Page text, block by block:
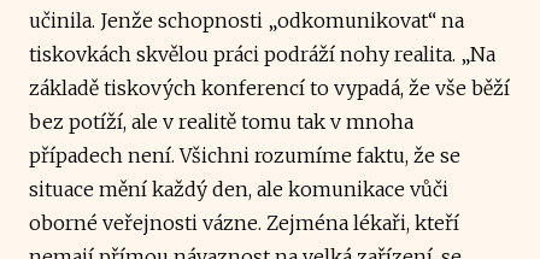
učinila. Jenže schopnosti „odkomunikovat“ na
tiskovkách skvělou práci podráží nohy realita. „Na
základě tiskových konferencí to vypadá, že vše běží
bez potíží, ale v realitě tomu tak v mnoha
případech není. Všichni rozumíme faktu, že se
situace mění každý den, ale komunikace vůči
oborné veřejnosti vázne. Zejména lékaři, kteří